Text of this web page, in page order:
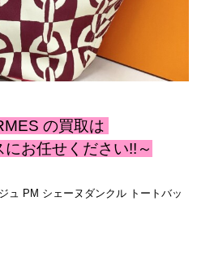
の買取は
お任せください!!～
ュ PM シェーヌダンクル トートバッ